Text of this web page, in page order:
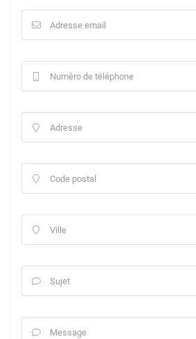
 Adresse email
Numéro de téléphone
 Adresse
 Code postal
 Ville
 Sujet
 Message